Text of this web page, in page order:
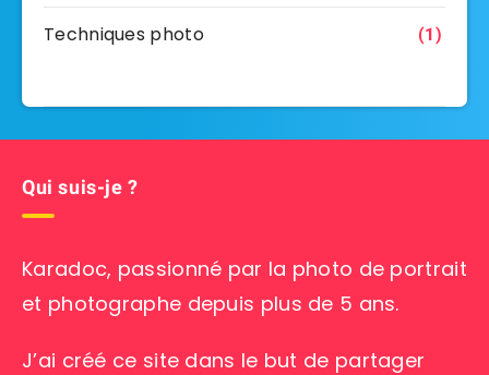
Techniques photo (1)
Qui suis-je ?
Karadoc, passionné par la photo de portrait
et photographe depuis plus de 5 ans.
J’ai créé ce site dans le but de partager